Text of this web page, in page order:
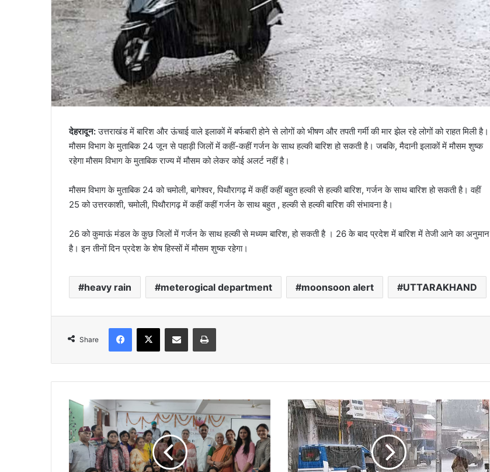
देहरादून:उत्तराखंड में बारिश और ऊंचाई वाले इलाकों में बर्फबारी होने से लोगों को भीषण और तपती गर्मी की मार झेल रहे लोगों को राहत मिली है।
मौसम विभाग के मुताबिक 24 जून से पहाड़ी जिलों में कहीं-कहीं गर्जन के साथ हल्की बारिश हो सकती है। जबकि, मैदानी इलाकों में मौसम शुष्क
रहेगा मौसम विभाग के मुताबिक राज्य में मौसम को लेकर कोई अलर्ट नहीं है।
मौसम विभाग के मुताबिक 24 को चमोली, बागेश्वर, पिथौरागढ़ में कहीं कहीं बहुत हल्की से हल्की बारिश, गर्जन के साथ बारिश हो सकती है। वहीं
25 को उत्तरकाशी, चमोली, पिथौरागढ़ में कहीं कहीं गर्जन के साथ बहुत , हल्की से हल्की बारिश की संभावना है।
26 को कुमाऊं मंडल के कुछ जिलों में गर्जन के साथ हल्की से मध्यम बारिश, हो सकती है । 26 के बाद प्रदेश में बारिश में तेजी आने का अनुमान
है। इन तीनों दिन प्रदेश के शेष हिस्सों में मौसम शुष्क रहेगा।
heavy rain meterogical department moonsoon alert UTTARAKHAND
Share
Facebook
X Share via Email Print
कुसुम
कांता
फाउंडेशन
ने
राज्य
के
उत्तराखंड
में
करवट
बदलेगा
मौसम,
इन